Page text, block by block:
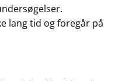
lang tid og foregår på